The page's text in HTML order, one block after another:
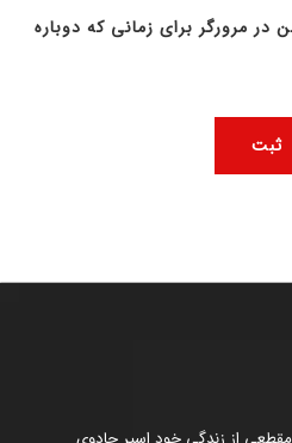
در مرورگر برای زمانی که دوباره